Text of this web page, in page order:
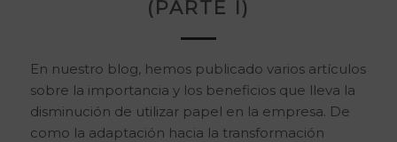
(PARTE I)
En nuestro blog, hemos publicado varios artículos
sobre la importancia y los beneficios que lleva la
disminución de utilizar papel en la empresa. De
como la adaptación hacia la transformación